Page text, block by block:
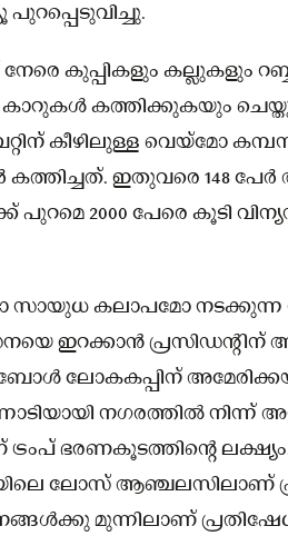
കുപ്പികളും കല്ലുകളും
കത്തിക്കുകയും ചെയ്തു.
കീഴിലുള്ള വെയ്‌മോ
ഇതുവരെ 148 പേർ
2000 പേരെ കൂടി
സായുധ കലാപമോ
ഇറക്കാൻ പ്രസിഡന്റിന്
ലോകകപ്പിന്
നഗരത്തിൽ നിന്ന്
ഭരണകൂടത്തിന്റെ ലക്ഷ്യം.
ലോസ് ആഞ്ചലസിലാണ്
മുന്നിലാണ്